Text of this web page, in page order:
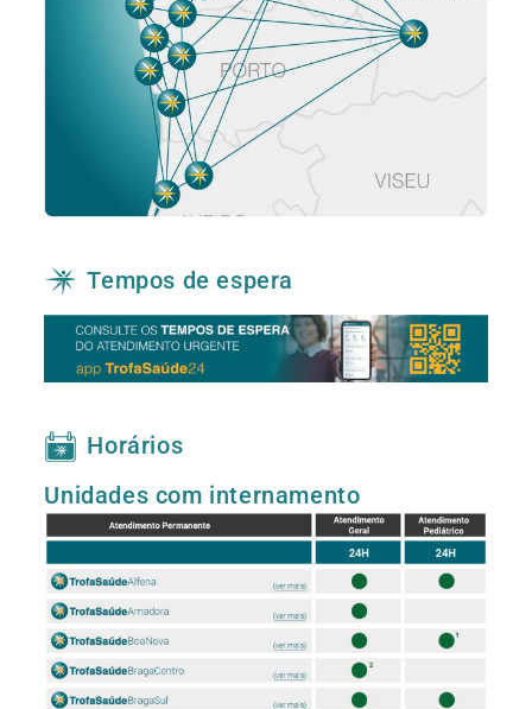
Tempos de espera
Horários
Unidades com internamento